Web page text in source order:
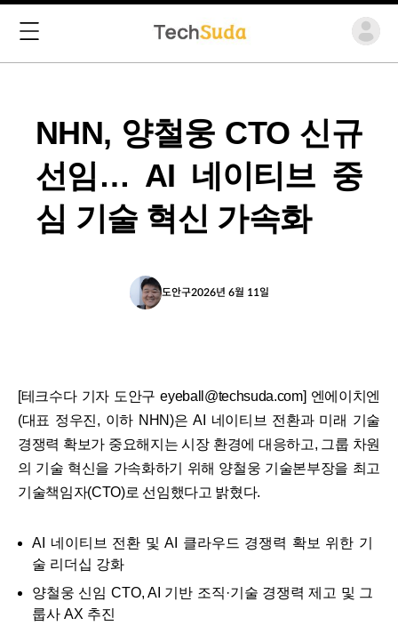
NHN, 양철웅 CTO 신규
선임… AI 네이티브 중
심 기술 혁신 가속화
도안구2026년 6월 11일
[테크수다 기자 도안구 eyeball@techsuda.com] 엔에이치엔
(대표 정우진, 이하 NHN)은 AI 네이티브 전환과 미래 기술
경쟁력 확보가 중요해지는 시장 환경에 대응하고, 그룹 차원
의 기술 혁신을 가속화하기 위해 양철웅 기술본부장을 최고
기술책임자(CTO)로 선임했다고 밝혔다.
AI 네이티브 전환 및 AI 클라우드 경쟁력 확보 위한 기
술 리더십 강화
양철웅 신임 CTO, AI 기반 조직·기술 경쟁력 제고 및 그
룹사 AX 추진